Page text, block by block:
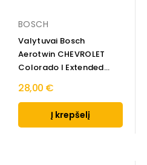
BOSCH
Valytuvai Bosch
Aerotwin CHEVROLET
Colorado I Extended
28,00 €
Į krepšelį